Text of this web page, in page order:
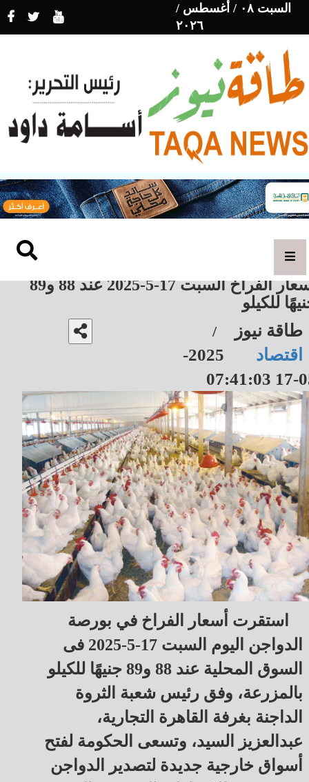
السبت ٠٨ / أغسطس /
٢٠٢٦
أسعار الفراخ السبت 17-5-2025 عند 88 و89
للكيلو
طاقة نيوز /
اقتصاد
2025-
05-17
استقرت أسعار الفراخ في بورصة
الدواجن اليوم السبت 17-5-2025 فى
السوق المحلية عند 88 و89 جنيهًا للكيلو
بالمزرعة، وفق رئيس شعبة الثروة
الداجنة بغرفة القاهرة التجارية،
عبدالعزيز السيد، وتسعى الحكومة لفتح
أسواق خارجية جديدة لتصدير الدواجن